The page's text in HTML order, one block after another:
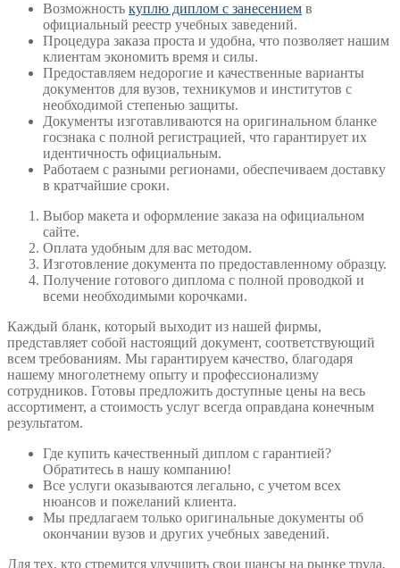
Возможность куплю диплом с занесением в
официальный реестр учебных заведений.
Процедура заказа проста и удобна, что позволяет нашим
клиентам экономить время и силы.
Предоставляем недорогие и качественные варианты
документов для вузов, техникумов и институтов с
необходимой степенью защиты.
Документы изготавливаются на оригинальном бланке
госзнака с полной регистрацией, что гарантирует их
идентичность официальным.
Работаем с разными регионами, обеспечиваем доставку
в кратчайшие сроки.
Выбор макета и оформление заказа на официальном
сайте.
Оплата удобным для вас методом.
Изготовление документа по предоставленному образцу.
Получение готового диплома с полной проводкой и
всеми необходимыми корочками.
Каждый бланк, который выходит из нашей фирмы,
представляет собой настоящий документ, соответствующий
всем требованиям. Мы гарантируем качество, благодаря
нашему многолетнему опыту и профессионализму
сотрудников. Готовы предложить доступные цены на весь
ассортимент, а стоимость услуг всегда оправдана конечным
результатом.
Где купить качественный диплом с гарантией?
Обратитесь в нашу компанию!
Все услуги оказываются легально, с учетом всех
нюансов и пожеланий клиента.
Мы предлагаем только оригинальные документы об
окончании вузов и других учебных заведений.
Для тех, кто стремится улучшить свои шансы на рынке труда,